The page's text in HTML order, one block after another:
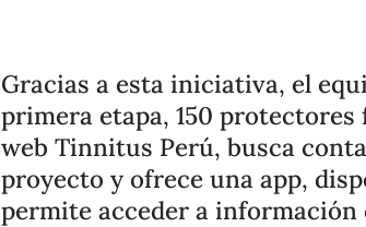
Gracias a esta iniciativa, el
primera etapa, 150 protectores
web Tinnitus Perú, busca
proyecto y ofrece una app,
permite acceder a información